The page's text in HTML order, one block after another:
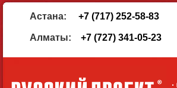
Астана: +7 (717) 252-58-83
Алматы: +7 (727) 341-05-23